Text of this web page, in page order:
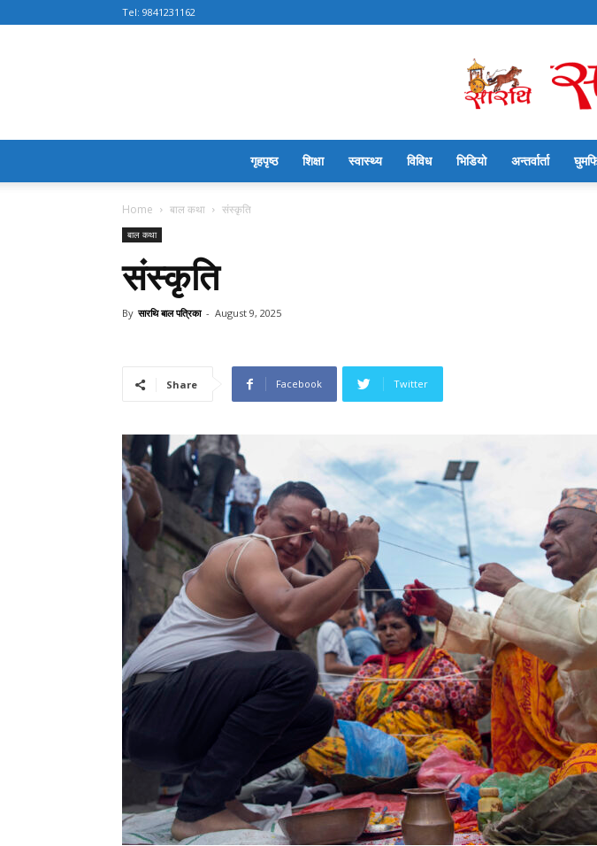
Tel: 9841231162
गृहपृष्ठ शिक्षा स्वास्थ्य विविध भिडियो अन्तर्वार्ता
Home बाल कथा संस्कृति
बाल कथा
संस्कृति
By सारथि बाल पत्रिका - August 9, 2025
Share Facebook Twitter